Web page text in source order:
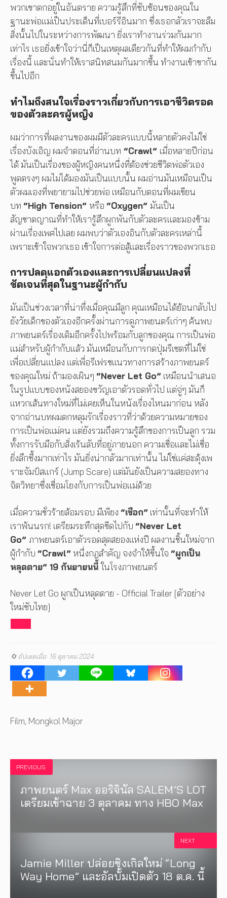
พวกเขาตกอยู่ในอันตราย ความรู้สึกที่ซับซ้อนของคุณใน
ฐานะพ่อแม่เป็นประเด็นที่เบอร์รีอินมาก ซึ่งเธอกลัวเราจะลืม
สิ่งนั้นไปในระหว่างการพัฒนา ยิ่งเราทำงานร่วมกันมาก
เท่าไร เธอยิ่งเข้าใจว่านี่ก็เป็นเหตุผลเดียวกันที่ทำให้ผมกำกับ
เรื่องนี้ และนั่นทำให้เราสนิทสนมกันมากขึ้น ทำงานเข้าขากัน
ขึ้นไปอีก
ทำไมถึงสนใจเรื่องราวเกี่ยวกับการเอาชีวิตรอด
ของตัวละครผู้หญิง
ผมว่าการที่ผลงานของผมมีตัวละครแบบนี้หลายตัวคงไม่ใช่
เรื่องบังเอิญ ผมจำตอนที่อ่านบท “Crawl” เมื่อหลายปีก่อน
ได้ มันเป็นเรื่องของผู้หญิงคนหนึ่งที่ต้องช่วยชีวิตพ่อตัวเอง
พูดตรงๆ ผมไม่ได้มองมันเป็นแบบนั้น ผมอ่านมันเหมือนเป็น
ตัวผมเองที่พยายามไปช่วยพ่อ เหมือนกับตอนที่ผมเขียน
บท “High Tension” หรือ “Oxygen” มันเป็น
สัญชาตญาณที่ทำให้เรารู้สึกผูกพันกับตัวละครและมองข้าม
ผ่านเรื่องเพศไปเลย ผมพบว่าตัวเองอินกับตัวละครเหล่านี้
เพราะเข้าใจพวกเธอ เข้าใจการต่อสู้และเรื่องราวของพวกเธอ
การปลดแอกตัวเองและการเปลี่ยนแปลงที่
ชัดเจนที่สุดในฐานะผู้กำกับ
มันเป็นช่วงเวลาที่น่าทึ่งเมื่อคุณมีลูก คุณเหมือนได้ย้อนกลับไป
ยังวัยเด็กของตัวเองอีกครั้งผ่านการดูภาพยนตร์เก่าๆ ค้นพบ
ภาพยนตร์เรื่องเดิมอีกครั้งไปพร้อมกับลูกของคุณ การเป็นพ่อ
แม่สำหรับผู้กำกับแล้ว มันเหมือนกับการกดปุ่มรีเซตที่ไม่ใช่
เพื่อเปลี่ยนแปลง แต่เพื่อรีเฟรชแนวทางการสร้างภาพยนตร์
ของคุณใหม่ ถ้ามองเผินๆ “Never Let Go” เหมือนนำเสนอ
ในรูปแบบของหนังสยองขวัญเอาตัวรอดทั่วไป แต่จู่ๆ มันก็
แหวกเส้นทางใหม่ที่ไม่เคยเห็นในหนังเรื่องไหนมาก่อน หลัง
จากอ่านบทผมตกหลุมรักเรื่องราวที่ว่าด้วยความหมายของ
การเป็นพ่อแม่คน แต่ยังรวมถึงความรู้สึกของการเป็นลูก รวม
ทั้งการรับมือกับสิ่งเร้นลับที่อยู่ภายนอก ความเชื่อและไม่เชื่อ
ยิ่งลึกซึ้งมากเท่าไร มันยิ่งน่ากลัวมากเท่านั้น ไม่ใช่แค่สะดุ้งเพ
ราะจัมป์สแกร์ (Jump Scare) แต่มันยังเป็นความสยองทาง
จิตวิทยาซึ่งเชื่อมโยงกับการเป็นพ่อแม่ด้วย
เมื่อความชั่วร้ายล้อมรอบ มีเพียง “เชือก” เท่านั้นที่จะทำให้
เราพ้นนรก! เตรียมระทึกสุดขีดไปกับ “Never Let
Go” ภาพยนตร์เอาตัวรอดสุดสยองแห่งปี ผลงานชิ้นใหม่จาก
ผู้กำกับ “Crawl” หนึ่งกฎสำคัญ จงจำให้ขึ้นใจ “ผูกเป็น
หลุดตาย” 19 กันยายนนี้ ในโรงภาพยนตร์
Never Let Go ผูกเป็นหลุดตาย - Official Trailer [ตัวอย่าง
ใหม่ซับไทย]
🔄 อัปเดตเมื่อ: 16 ตุลาคม 2024
Tags
Film, Mongkol Major
PREVIOUS
ภาพยนตร์ Max ออริจินัล SALEM’S LOT
เตรียมเข้าฉาย 3 ตุลาคม ทาง HBO Max
Jamie Miller ปล่อยซิงเกิลใหม่ “Long
Way Home” และอัลบั้มเปิดตัว 18 ต.ค. นี้
NEXT